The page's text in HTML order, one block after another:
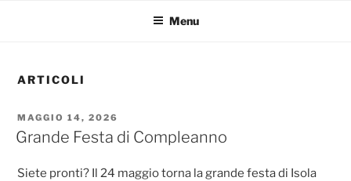
Menu
ARTICOLI
PUBBLICATO
IL
MAGGIO 14, 2026
Grande Festa di Compleanno
Siete pronti? Il 24 maggio torna la grande festa di Isola